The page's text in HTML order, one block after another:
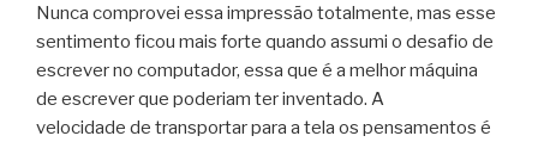
Nunca comprovei essa impressão totalmente, mas esse
sentimento ficou mais forte quando assumi o desafio de
escrever no computador, essa que é a melhor máquina
de escrever que poderiam ter inventado. A
velocidade de transportar para a tela os pensamentos é